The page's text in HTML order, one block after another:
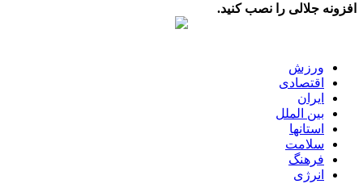
افزونه جلالی را نصب کنید.
ورزش
اقتصادی
ایران
بین الملل
استانها
سلامت
فرهنگ
انرژی